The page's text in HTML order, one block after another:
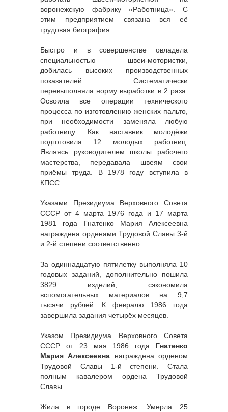
воронежскую фабрику «Работница». С
этим предприятием связана вся её
трудовая биография.
Быстро и в совершенстве овладела
специальностью швеи-мотористки,
добилась высоких производственных
показателей. Систематически
перевыполняла норму выработки в 2 раза.
Освоила все операции технического
процесса по изготовлению женских пальто,
при необходимости заменяла любую
работницу. Как наставник молодёжи
подготовила 12 молодых работниц.
Являясь руководителем школы рабочего
мастерства, передавала швеям свои
приёмы труда. В 1978 году вступила в
КПСС.
Указами Президиума Верховного Совета
СССР от 4 марта 1976 года и 17 марта
1981 года Гнатенко Мария Алексеевна
награждена орденами Трудовой Славы 3-й
и 2-й степени соответственно.
За одиннадцатую пятилетку выполняла 10
годовых заданий, дополнительно пошила
3829 изделий, сэкономила
вспомогательных материалов на 9,7
тысячи рублей. К февралю 1986 года
завершила задания четырёх месяцев.
Указом Президиума Верховного Совета
СССР от 23 мая 1986 года Гнатенко
Мария Алексеевна награждена орденом
Трудовой Славы 1-й степени. Стала
полным кавалером ордена Трудовой
Славы.
Жила в городе Воронеж. Умерла 25